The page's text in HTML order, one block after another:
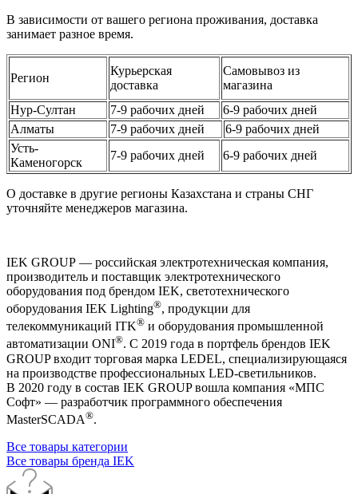
В зависимости от вашего региона проживания, доставка
занимает разное время.
Регион
Курьерская
доставка
Самовывоз из
магазина
Нур-Султан
7-9 рабочих дней
6-9 рабочих дней
Алматы
7-9 рабочих дней
6-9 рабочих дней
Усть-
Каменогорск
7-9 рабочих дней 6-9 рабочих дней
О доставке в другие регионы Казахстана и страны СНГ
уточняйте менеджеров магазина.
IEK GROUP — российская электротехническая компания,
производитель и поставщик электротехнического
оборудования под брендом IEK, светотехнического
оборудования IEK Lighting®, продукции для
телекоммуникаций ITK® и оборудования промышленной
автоматизации ONI®. С 2019 года в портфель брендов IEK
GROUP входит торговая марка LEDEL, специализирующаяся
на производстве профессиональных LED-светильников.
В 2020 году в состав IEK GROUP вошла компания «МПС
Софт» — разработчик программного обеспечения
MasterSCADA®.
Все товары категории
Все товары бренда IEK